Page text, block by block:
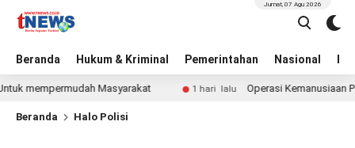
Beranda Hukum & Kriminal Pemerintahan Nasional
Jumat, 07 Agu 2026
Masyarakat 1 hari lalu Operasi Kemanusiaan
Beranda Halo Polisi